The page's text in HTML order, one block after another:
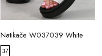
Natikače W037039 White
37